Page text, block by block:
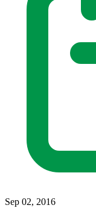
Sep 02, 2016